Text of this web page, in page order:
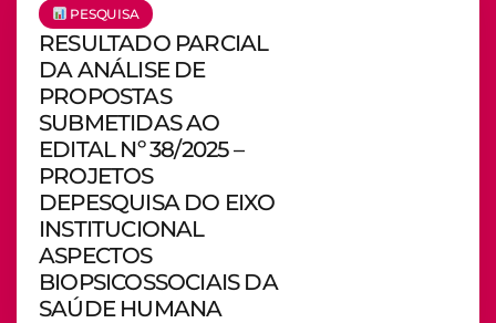
PESQUISA
RESULTADO PARCIAL
DA ANÁLISE DE
PROPOSTAS
SUBMETIDAS AO
EDITAL Nº 38/2025 –
PROJETOS
DEPESQUISA DO EIXO
INSTITUCIONAL
ASPECTOS
BIOPSICOSSOCIAIS DA
SAÚDE HUMANA